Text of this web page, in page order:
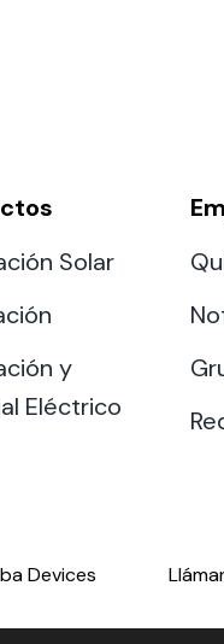
Solar
y
Eléctrico
Devices